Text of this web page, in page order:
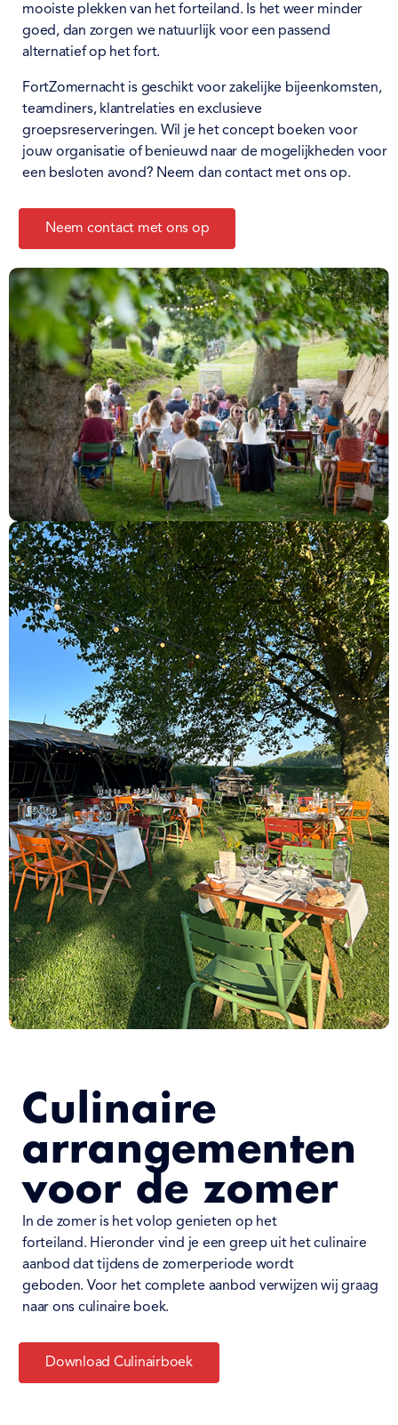
mooiste plekken van het forteiland. Is het weer minder
goed, dan zorgen we natuurlijk voor een passend
alternatief op het fort.
FortZomernacht is geschikt voor zakelijke bijeenkomsten,
teamdiners, klantrelaties en exclusieve
groepsreserveringen. Wil je het concept boeken voor
jouw organisatie of benieuwd naar de mogelijkheden voor
een besloten avond? Neem dan contact met ons op.
Neem contact met ons op
Culinaire
arrangementen
voor de zomer
In de zomer is het volop genieten op het
forteiland. Hieronder vind je een greep uit het culinaire
aanbod dat tijdens de zomerperiode wordt
geboden. Voor het complete aanbod verwijzen wij graag
naar ons culinaire boek.
Download Culinairboek